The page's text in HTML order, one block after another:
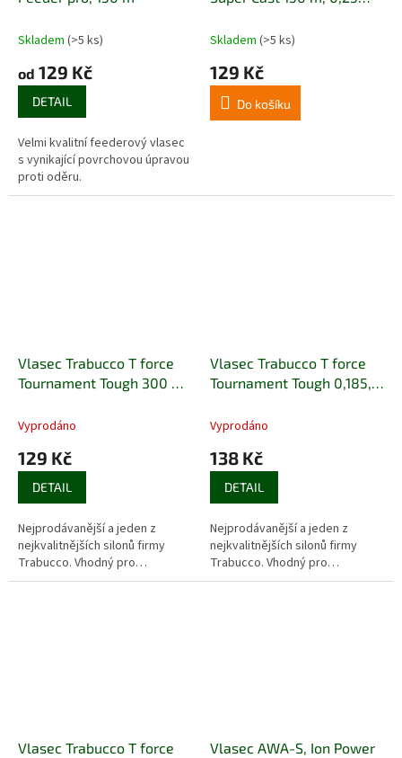
Skladem (>5 ks)
od 129 Kč
DETAIL
Velmi kvalitní feederový vlasec
s vynikající povrchovou úpravou
proti oděru.
Skladem (>5 ks)
129 Kč
Do košíku
Vlasec Trabucco T force
Tournament Tough 300 m,
Vyprodáno
129 Kč
DETAIL
Nejprodávanější a jeden z
nejkvalitnějších silonů firmy
Trabucco. Vhodný pro…
Vlasec Trabucco T force
Tournament Tough 0,185,
Vyprodáno
138 Kč
DETAIL
Nejprodávanější a jeden z
nejkvalitnějších silonů firmy
Trabucco. Vhodný pro…
Vlasec Trabucco T force
Vlasec AWA-S, Ion Power